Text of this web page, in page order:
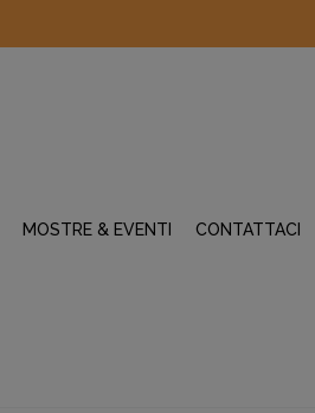
MOSTRE & EVENTI CONTATTACI